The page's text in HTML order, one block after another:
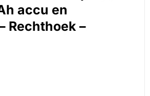
accu en
Rechthoek –